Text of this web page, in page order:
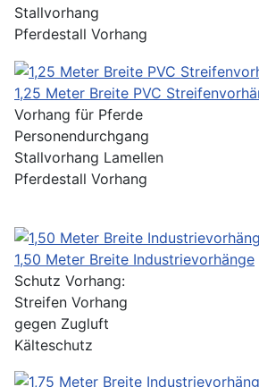
Stallvorhang
Pferdestall Vorhang
1,25 Meter Breite PVC
Vorhang für Pferde
Personendurchgang
Stallvorhang Lamellen
Pferdestall Vorhang
1,50 Meter Breite Industrievorhänge
Schutz Vorhang:
Streifen Vorhang
gegen Zugluft
Kälteschutz